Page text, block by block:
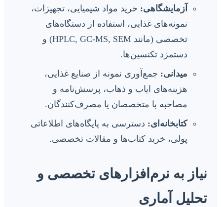
آزمایشگاهی: خرید مواد شیمیایی، تجهیزات،
نمونه‌های غذایی، استفاده از دستگاه‌های
تخصصی (مانند HPLC, GC-MS, SEM) و
دستمزد تکنسین‌ها.
میدانی: جمع‌آوری نمونه از صنایع غذایی،
هزینه‌های ایاب و ذهاب، پرسش‌نامه و
مصاحبه با متخصصان یا مصرف‌کنندگان.
کتابخانه‌ای: دسترسی به پایگاه‌های اطلاعاتی
پولی، خرید کتاب‌ها و مقالات تخصصی.
نیاز به نرم‌افزارهای تخصصی و
تحلیل آماری